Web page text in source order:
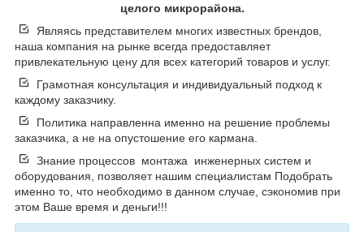
целого микрорайона.
Являясь представителем многих известных брендов,
наша компания на рынке всегда предоставляет
привлекательную цену для всех категорий товаров и услуг.
Грамотная консультация и индивидуальный подход к
каждому заказчику.
Политика направленна именно на решение проблемы
заказчика, а не на опустошение его кармана.
Знание процессов монтажа инженерных систем и
оборудования, позволяет нашим специалистам Подобрать
именно то, что необходимо в данном случае, сэкономив при
этом Ваше время и деньги!!!